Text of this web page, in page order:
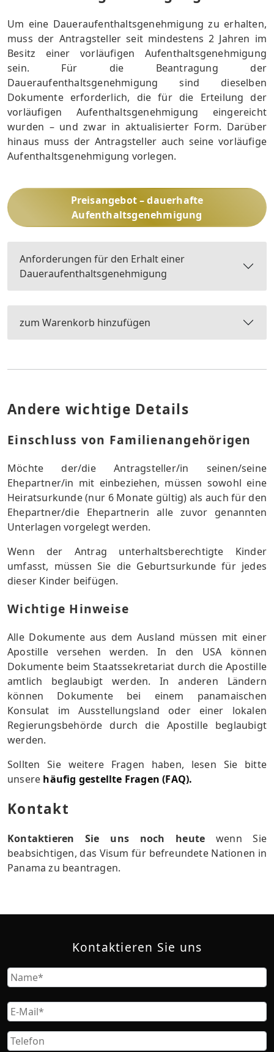
Um eine Daueraufenthaltsgenehmigung zu erhalten,
muss der Antragsteller seit mindestens 2 Jahren im
Besitz einer vorläufigen Aufenthaltsgenehmigung
sein. Für die Beantragung der
Daueraufenthaltsgenehmigung sind dieselben
Dokumente erforderlich, die für die Erteilung der
vorläufigen Aufenthaltsgenehmigung eingereicht
wurden – und zwar in aktualisierter Form. Darüber
hinaus muss der Antragsteller auch seine vorläufige
Aufenthaltsgenehmigung vorlegen.
Preisangebot – dauerhafte
Aufenthaltsgenehmigung
Anforderungen für den Erhalt einer
Daueraufenthaltsgenehmigung
zum Warenkorb hinzufügen
Andere wichtige Details
Einschluss von Familienangehörigen
Möchte der/die Antragsteller/in seinen/seine
Ehepartner/in mit einbeziehen, müssen sowohl eine
Heiratsurkunde (nur 6 Monate gültig) als auch für den
Ehepartner/die Ehepartnerin alle zuvor genannten
Unterlagen vorgelegt werden.
Wenn der Antrag unterhaltsberechtigte Kinder
umfasst, müssen Sie die Geburtsurkunde für jedes
dieser Kinder beifügen.
Wichtige Hinweise
Alle Dokumente aus dem Ausland müssen mit einer
Apostille versehen werden. In den USA können
Dokumente beim Staatssekretariat durch die Apostille
amtlich beglaubigt werden. In anderen Ländern
können Dokumente bei einem panamaischen
Konsulat im Ausstellungsland oder einer lokalen
Regierungsbehörde durch die Apostille beglaubigt
werden.
Sollten Sie weitere Fragen haben, lesen Sie bitte
unsere häufig gestellte Fragen (FAQ).
Kontakt
Kontaktieren Sie uns noch heute wenn Sie
beabsichtigen, das Visum für befreundete Nationen in
Panama zu beantragen.
Kontaktieren Sie uns
Name
Email
Phone